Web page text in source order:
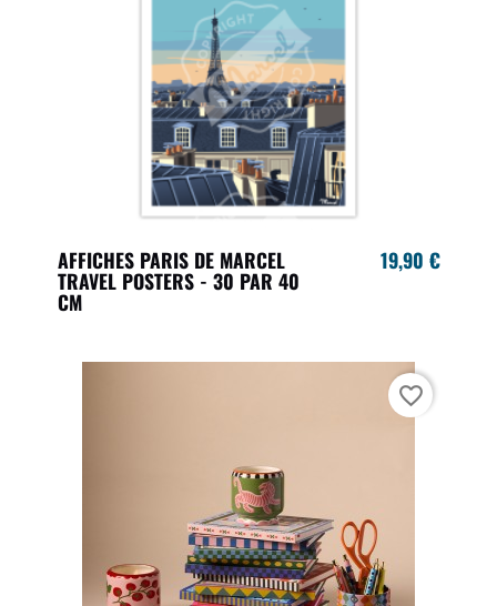
AFFICHES PARIS DE MARCEL
TRAVEL POSTERS - 30 PAR 40
CM
19,90 €
favorite_border